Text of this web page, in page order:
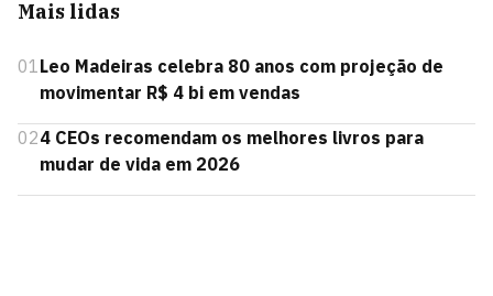
Mais lidas
01Leo Madeiras celebra 80 anos com projeção de
movimentar R$ 4 bi em vendas
024 CEOs recomendam os melhores livros para
mudar de vida em 2026